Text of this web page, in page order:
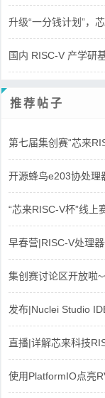
升级“一分钱计划”，
国内 RISC-V 产学研
推荐帖子
第七届集创赛“芯来
开源蜂鸟e203协处理
“芯来RISC-V杯”线上
早春营|RISC-V处理
集创赛讨论区开放啦
发布|Nuclei Studio
直播|详解芯来科技
使用PlatformIO点亮